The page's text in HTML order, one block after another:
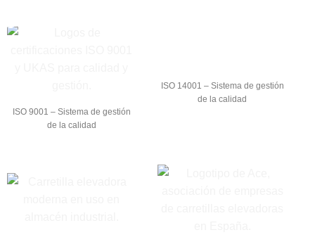
ISO 9001 – Sistema de gestión
de la calidad
ISO 14001 – Sistema de gestión
de la calidad